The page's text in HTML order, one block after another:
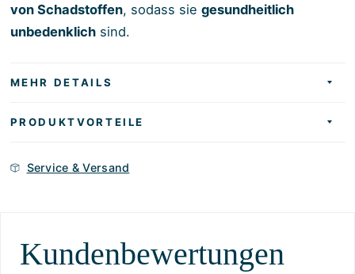
von Schadstoffen, sodass sie gesundheitlich
unbedenklichsind.
MEHR DETAILS
PRODUKTVORTEILE
Service & Versand
Kundenbewertungen